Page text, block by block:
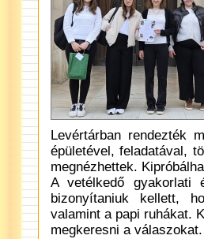
Levértárban rendezték
épületével, feladatával,
megnézhettek.
A vetélkedő gyakorlati
bizonyítaniuk kellett,
valamint a papi ruhákat.
megkeresni a válaszokat.